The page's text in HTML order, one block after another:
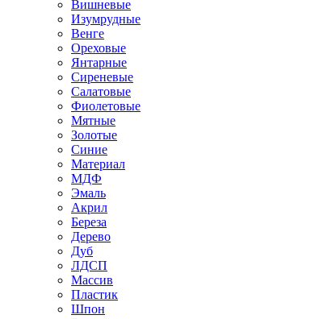
Вишневые
Изумрудные
Венге
Ореховые
Янтарные
Сиреневые
Салатовые
Фиолетовые
Мятные
Золотые
Синие
Материал
МДФ
Эмаль
Акрил
Береза
Дерево
Дуб
ЛДСП
Массив
Пластик
Шпон